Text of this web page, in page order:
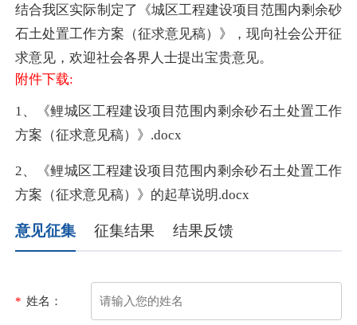
结合我区实际制定了《城区工程建设项目范围内剩余砂
石土处置工作方案（征求意见稿）》，现向社会公开征
求意见，欢迎社会各界人士提出宝贵意见。
附件下载:
1、《鲤城区工程建设项目范围内剩余砂石土处置工作
方案（征求意见稿）》.docx
2、《鲤城区工程建设项目范围内剩余砂石土处置工作
方案（征求意见稿）》的起草说明.docx
意见征集 征集结果 结果反馈
* 姓名：